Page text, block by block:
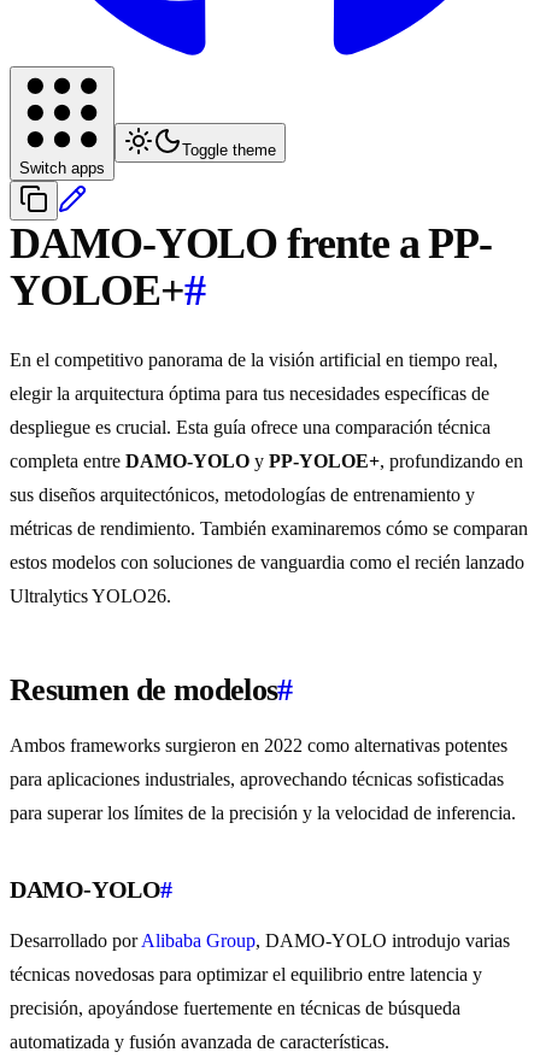
Switch apps
Toggle theme
DAMO-YOLO frente a PP-
YOLOE+#
En el competitivo panorama de la visión artificial en tiempo real,
elegir la arquitectura óptima para tus necesidades específicas de
despliegue es crucial. Esta guía ofrece una comparación técnica
completa entre DAMO-YOLO y PP-YOLOE+, profundizando en
sus diseños arquitectónicos, metodologías de entrenamiento y
métricas de rendimiento. También examinaremos cómo se comparan
estos modelos con soluciones de vanguardia como el recién lanzado
Ultralytics YOLO26.
Resumen de modelos#
Ambos frameworks surgieron en 2022 como alternativas potentes
para aplicaciones industriales, aprovechando técnicas sofisticadas
para superar los límites de la precisión y la velocidad de inferencia.
DAMO-YOLO#
Desarrollado porAlibaba Group, DAMO-YOLO introdujo varias
técnicas novedosas para optimizar el equilibrio entre latencia y
precisión, apoyándose fuertemente en técnicas de búsqueda
automatizada y fusión avanzada de características.